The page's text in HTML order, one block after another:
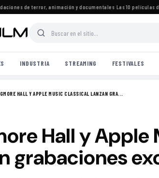
de terror, animación y documentales·Las 10 películas
INDUSTRIA STREAMING FESTIVALES
HALL Y APPLE MUSIC CLASSICAL LANZAN GRA...
Hall y Apple
grabaciones